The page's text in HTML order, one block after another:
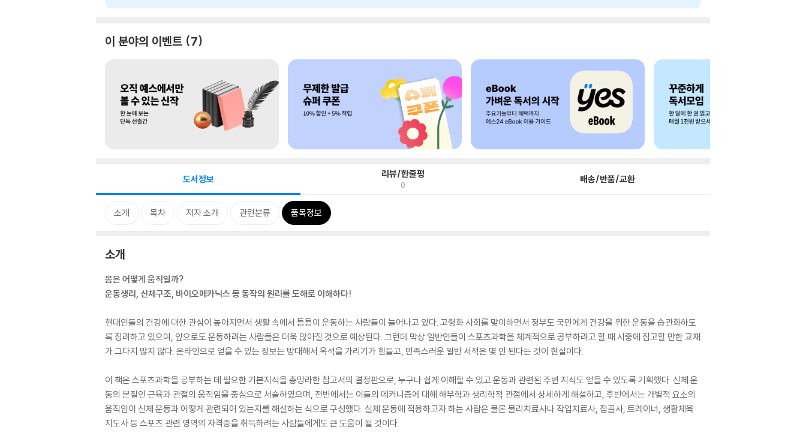
이 분야의 이벤트 7
도서정보 리뷰/한줄평
0 배송/반품/교환
소개 목차 저자 소개 관련분류 품목정보
소개
몸은 어떻게 움직일까?
운동생리, 신체구조, 바이오메카닉스 등 동작의 원리를 도해로 이해하다!
현대인들의 건강에 대한 관심이 높아지면서 생활 속에서 틈틈이 운동하는 사람들이 늘어나고 있다. 고령화 사회를 맞이하면서 정부도 국민에게 건강을 위한 운동을 습관화하도
록 장려하고 있으며, 앞으로도 운동하려는 사람들은 더욱 많아질 것으로 예상된다. 그런데 막상 일반인들이 스포츠과학을 체계적으로 공부하려고 할 때 시중에 참고할 만한 교재
가 그다지 많지 않다. 온라인으로 얻을 수 있는 정보는 방대해서 옥석을 가리기가 힘들고, 만족스러운 일반 서적은 몇 안 된다는 것이 현실이다.
이 책은 스포츠과학을 공부하는 데 필요한 기본지식을 총망라한 참고서의 결정판으로, 누구나 쉽게 이해할 수 있고 운동과 관련된 주변 지식도 얻을 수 있도록 기획했다. 신체 운
동의 본질인 근육과 관절의 움직임을 중심으로 서술하였으며, 전반에서는 이들의 메커니즘에 대해 해부학과 생리학적 관점에서 상세하게 해설하고, 후반에서는 개별적 요소의
움직임이 신체 운동과 어떻게 관련되어 있는지를 해설하는 식으로 구성했다. 실제 운동에 적용하고자 하는 사람은 물론 물리치료사나 작업치료사, 접골사, 트레이너, 생활체육
지도사 등 스포츠 관련 영역의 자격증을 취득하려는 사람들에게도 큰 도움이 될 것이다.